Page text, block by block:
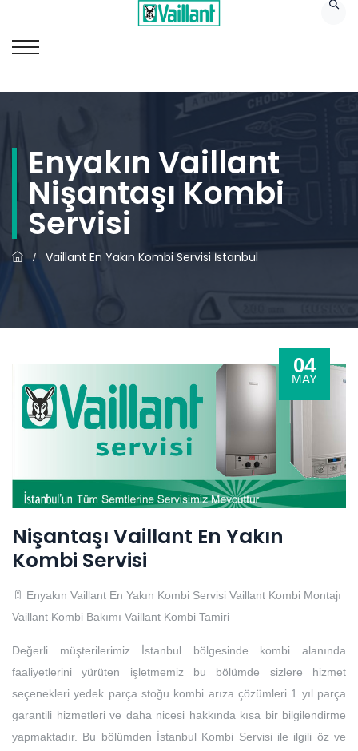
Enyakın Vaillant
Nişantaşı Kombi
Servisi
/ Vaillant En Yakın Kombi Servisi İstanbul
04
MAY
Nişantaşı Vaillant En Yakın
Kombi Servisi
Enyakın Vaillant En Yakın Kombi Servisi Vaillant Kombi Montajı
Vaillant Kombi Bakımı Vaillant Kombi Tamiri
Değerli müşterilerimiz İstanbul bölgesinde kombi alanında
faaliyetlerini yürüten işletmemiz bu bölümde sizlere hizmet
seçenekleri yedek parça stoğu kombi arıza çözümleri 1 yıl parça
garantili hizmetleri ve daha nicesi hakkında kısa bir bilgilendirme
yapmaktadır. Bu bölümden İstanbul Kombi Servisi ile ilgili öz ve